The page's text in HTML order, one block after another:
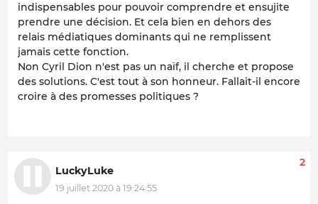
indispensables pour pouvoir comprendre et ensujite
prendre une décision. Et cela bien en dehors des
relais médiatiques dominants qui ne remplissent
jamais cette fonction.
Non Cyril Dion n'est pas un naïf, il cherche et propose
des solutions. C'est tout à son honneur. Fallait-il encore
croire à des promesses politiques ?
LuckyLuke
19 juillet 2020 à 19:24:55
2